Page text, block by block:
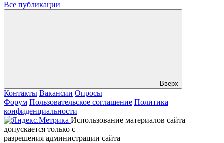
Все публикации
Вверх
Контакты Вакансии Опросы
Форум Пользовательское соглашение Политика
конфиденциальности
Использование материалов сайта
допускается только с
разрешения администрации сайта